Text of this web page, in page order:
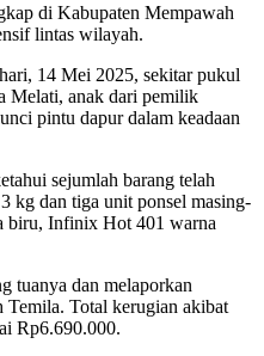
di Kabupaten Mempawah
lintas wilayah.
14 Mei 2025, sekitar pukul
Melati, anak dari pemilik
pintu dapur dalam keadaan
sejumlah barang telah
kg dan tiga unit ponsel masing-
biru, Infinix Hot 401 warna
tuanya dan melaporkan
Temila. Total kerugian akibat
Rp6.690.000.